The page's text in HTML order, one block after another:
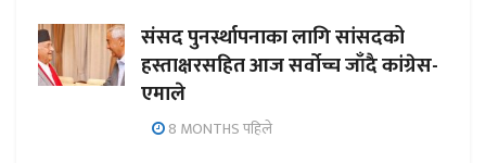
संसद पुनर्स्थापनाका लागि सांसदको
हस्ताक्षरसहित आज सर्वोच्च जाँदै कांग्रेस-
एमाले
8 MONTHS पहिले